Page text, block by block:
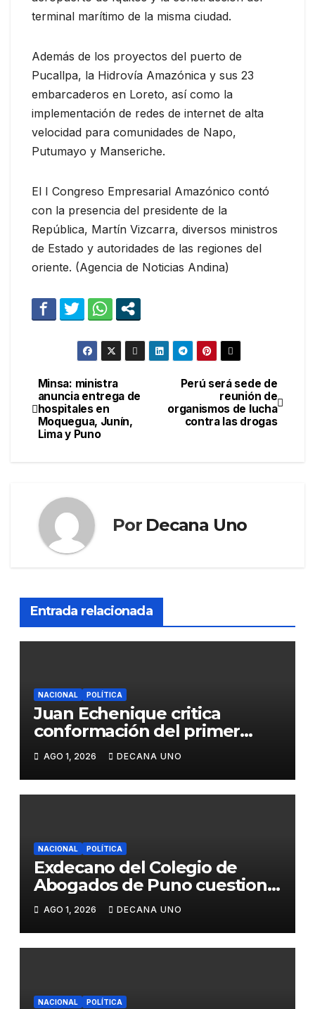
terminal marítimo de la misma ciudad.
Además de los proyectos del puerto de
Pucallpa, la Hidrovía Amazónica y sus 23
embarcaderos en Loreto, así como la
implementación de redes de internet de alta
velocidad para comunidades de Napo,
Putumayo y Manseriche.
El I Congreso Empresarial Amazónico contó
con la presencia del presidente de la
República, Martín Vizcarra, diversos ministros
de Estado y autoridades de las regiones del
oriente. (Agencia de Noticias Andina)
Navegación
de
entradas
Perú será sede de
reunión de
organismos de lucha
contra las drogas
Minsa: ministra
anuncia entrega de
hospitales en
Moquegua, Junín,
Lima y Puno
Por Decana Uno
Entrada relacionada
NACIONAL POLÍTICA
Juan Echenique critica
conformación del primer
gabinete ministerial de Keiko
Fujimori
AGO 1, 2026 DECANA UNO
NACIONAL POLÍTICA
Exdecano del Colegio de
Abogados de Puno cuestiona
propuestas sobre seguridad
ciudadana
AGO 1, 2026 DECANA UNO
NACIONAL POLÍTICA